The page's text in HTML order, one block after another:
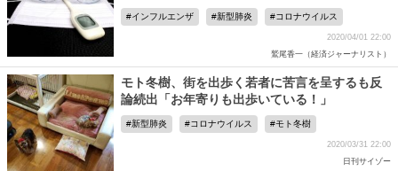
インフルエンザ 新型肺炎 コロナウイルス
2020/04/01 22:00
鷲尾香一（経済ジャーナリスト）
モト冬樹、街を出歩く若者に苦言を呈するも反
論続出「お年寄りも出歩いている！」
新型肺炎 コロナウイルス モト冬樹
2020/03/31 22:00
日刊サイゾー